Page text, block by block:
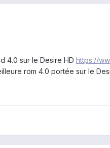
4.0 sur le Desire HD https://
rom 4.0 portée sur le